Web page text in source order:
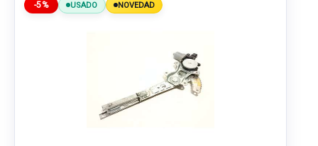
-5% USADO NOVEDAD